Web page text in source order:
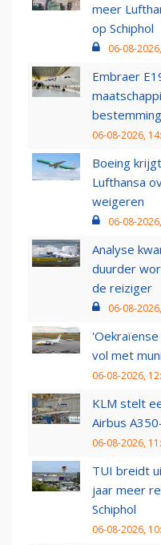
meer
op Schiphol
06-08-
Embraer
06-08-2026,
Boeing
Lufthansa
weigeren
06-08-
Analyse
duurder
de reiziger
06-08-
vol met
06-08-2026,
KLM stelt
Airbus
06-08-2026,
TUI breidt
jaar meer
Schiphol
06-08-2026,